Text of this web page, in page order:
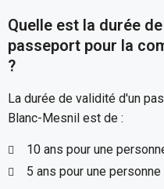
Quelle est la durée
passeport pour la
?
La durée de validité d'un
Blanc-Mesnil est de :
10 ans pour une
5 ans pour une